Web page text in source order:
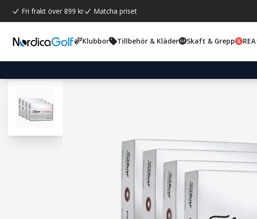
Fri frakt över 899 kr Matcha priset
Klubbor Tillbehör & Kläder Skaft & Grepp REA